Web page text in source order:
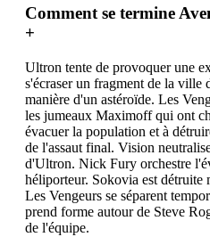
Comment se termine
+
Ultron tente de provoquer une
s'écraser un fragment de la ville
manière d'un astéroïde. Les
les jumeaux Maximoff qui ont
évacuer la population et à
de l'assaut final. Vision
d'Ultron. Nick Fury orchestre
héliporteur. Sokovia est détruite
Les Vengeurs se séparent
prend forme autour de Steve
de l'équipe.